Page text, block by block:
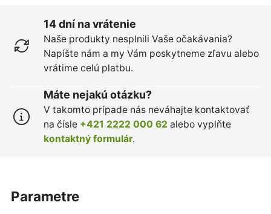
14 dní na vrátenie
Naše produkty nesplnili Vaše očakávania?
Napíšte nám a my Vám poskytneme zľavu alebo
vrátime celú platbu.
Máte nejakú otázku?
V takomto prípade nás neváhajte kontaktovať
na čísle +421 2222 000 62 alebo vyplňte
kontaktný formulár.
parametre